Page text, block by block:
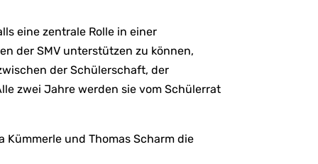
eine zentrale Rolle in einer
der SMV unterstützen zu können,
der Schülerschaft, der
zwei Jahre werden sie vom Schülerrat
Kümmerle und Thomas Scharm die